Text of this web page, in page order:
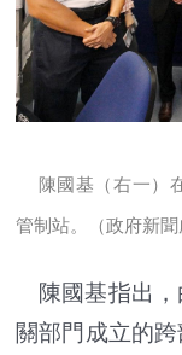
陳國基（右一）
管制站。
（政府新聞
陳國基指出
關部門成立的